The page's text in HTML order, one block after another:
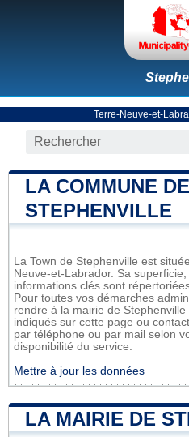
Terre-Neuve-et-
LA COMMUNE DE
STEPHENVILLE
La Town de Stephenville est
Neuve-et-Labrador. Sa
informations clés sont
Pour toutes vos démarches
rendre à la mairie de
indiqués sur cette page ou
par téléphone ou par mail selon
disponibilité du service.
Mettre à jour les données
LA MAIRIE DE